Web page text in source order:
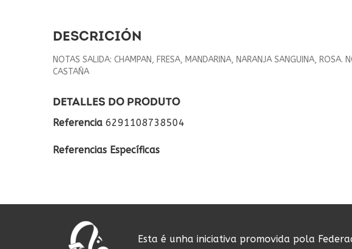
DESCRICIÓN
NOTAS SALIDA: CHAMPAN, FRESA, MANDARINA, NARANJA SANGUINA,
CASTAÑA
DETALLES DO PRODUTO
Referencia 6291108738504
Referencias Específicas
Esta é unha iniciativa promovida pola